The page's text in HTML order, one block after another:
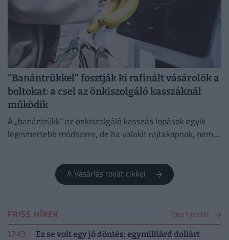
"Banántrükkel" fosztják ki rafinált vásárolók a
boltokat: a csel az önkiszolgáló kasszáknál
működik
A „banántrükk” az önkiszolgáló kasszás lopások egyik
legismertebb módszere, de ha valakit rajtakapnak, nem
A Vásárlás rovat cikkei
FRISS HÍREK Több friss hír
17:43
Ez se volt egy jó döntés: egymilliárd dollárt